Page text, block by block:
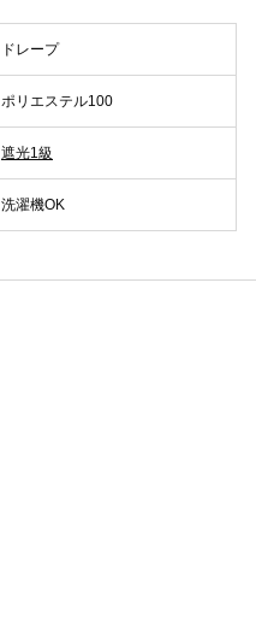
ドレープ
ポリエステル100
遮光1級
洗濯機OK